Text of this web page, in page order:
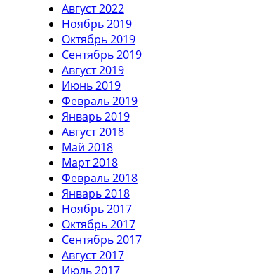
Август 2022
Ноябрь 2019
Октябрь 2019
Сентябрь 2019
Август 2019
Июнь 2019
Февраль 2019
Январь 2019
Август 2018
Май 2018
Март 2018
Февраль 2018
Январь 2018
Ноябрь 2017
Октябрь 2017
Сентябрь 2017
Август 2017
Июль 2017